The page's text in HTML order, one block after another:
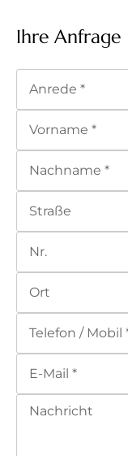
Ihre Anfrage